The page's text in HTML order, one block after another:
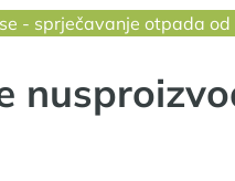
- sprječavanje otpada od